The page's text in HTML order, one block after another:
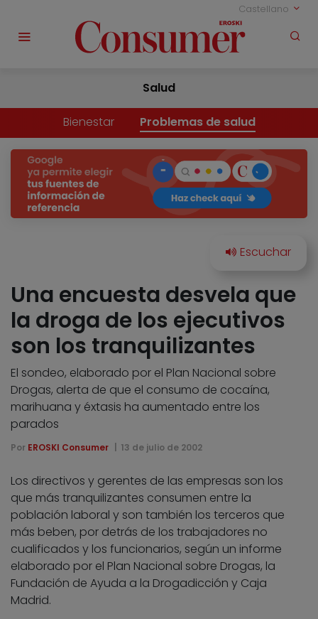
Castellano
Salud
Bienestar Problemas de salud
Una encuesta desvela que
la droga de los ejecutivos
son los tranquilizantes
El sondeo, elaborado por el Plan Nacional sobre
Drogas, alerta de que el consumo de cocaína,
marihuana y éxtasis ha aumentado entre los
parados
Por EROSKI Consumer 13 de julio de 2002
Los directivos y gerentes de las empresas son los
que más tranquilizantes consumen entre la
población laboral y son también los terceros que
más beben, por detrás de los trabajadores no
cualificados y los funcionarios, según un informe
elaborado por el Plan Nacional sobre Drogas, la
Fundación de Ayuda a la Drogadicción y Caja
Madrid.